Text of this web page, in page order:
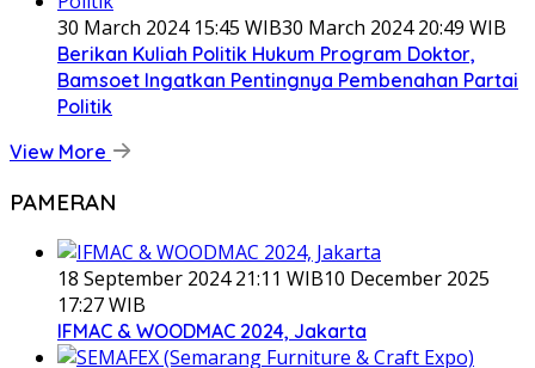
30 March 2024 15:45 WIB30 March 2024 20:49 WIB
Berikan Kuliah Politik Hukum Program Doktor,
Bamsoet Ingatkan Pentingnya Pembenahan Partai
Politik
View More
PAMERAN
18 September 2024 21:11 WIB10 December 2025
17:27 WIB
IFMAC & WOODMAC 2024, Jakarta